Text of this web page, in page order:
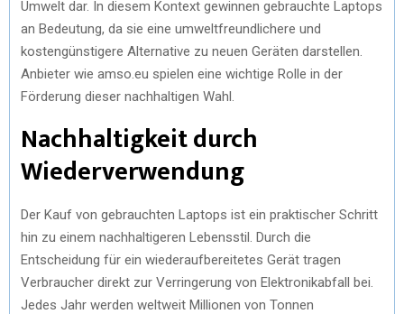
Umwelt dar. In diesem Kontext gewinnen gebrauchte Laptops
an Bedeutung, da sie eine umweltfreundlichere und
kostengünstigere Alternative zu neuen Geräten darstellen.
Anbieter wie amso.eu spielen eine wichtige Rolle in der
Förderung dieser nachhaltigen Wahl.
Nachhaltigkeit durch
Wiederverwendung
Der Kauf von gebrauchten Laptops ist ein praktischer Schritt
hin zu einem nachhaltigeren Lebensstil. Durch die
Entscheidung für ein wiederaufbereitetes Gerät tragen
Verbraucher direkt zur Verringerung von Elektronikabfall bei.
Jedes Jahr werden weltweit Millionen von Tonnen